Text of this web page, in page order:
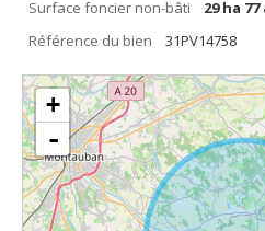
Surface foncier non-bâti
29 ha 77
Référence du bien
31PV14758
+
-